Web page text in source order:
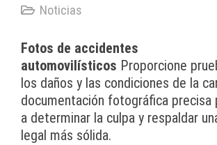
Noticias
Fotos de accidentes
automovilísticos Proporcione
los daños y las condiciones de la
documentación fotográfica precisa
a determinar la culpa y respaldar
legal más sólida.